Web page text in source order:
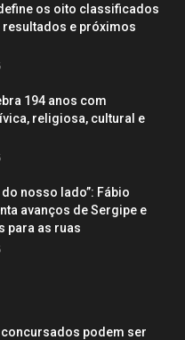
os oito classificados
resultados e próximos
194 anos com
religiosa, cultural e
nosso lado”: Fábio
avanços de Sergipe e
para as ruas
podem ser